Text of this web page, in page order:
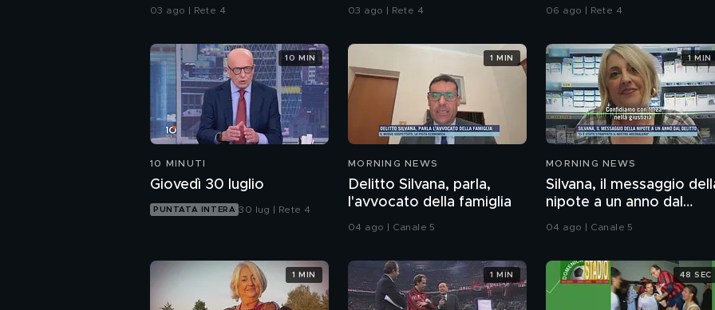
spazzatura
03 ago | Rete 4
dell'assassino?
03 ago | Rete 4
inquirenti
06 ago | Rete 4
10 MINUTI
Giovedì 30 luglio
PUNTATA INTERA 30 lug | Rete 4
10 MIN
MORNING NEWS
Delitto Silvana, parla,
l'avvocato della famiglia
04 ago | Canale 5
1 MIN
MORNING NEWS
Silvana, il messaggio
nipote a un anno dal
delitto
04 ago | Canale 5
1 MIN
1 MIN 1 MIN 48 SEC